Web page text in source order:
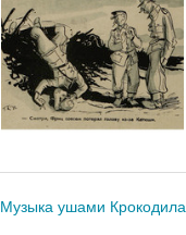
Музыка ушами Крокодила